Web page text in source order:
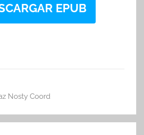
EPUB
Nosty Coord